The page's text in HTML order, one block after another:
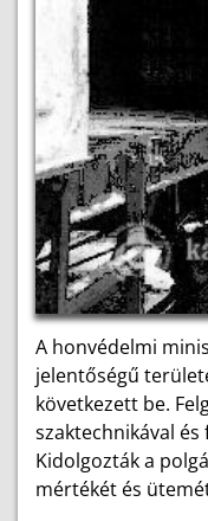
A honvédelmi
jelentőségű
következett be.
szaktechnikával
Kidolgozták a
mértékét és